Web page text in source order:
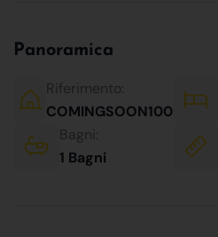
Panoramica
Riferimento:
COMINGSOON100
Bagni:
1 Bagni